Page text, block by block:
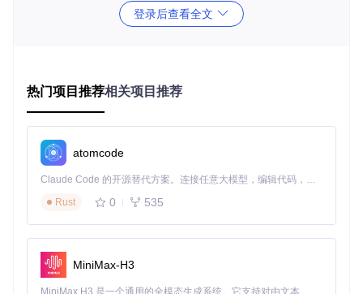
保障下载过程的可靠性。
二、操作指南：教育资源下载的四个阶段
环境准备
确保设备已安装Python运行环境，从仓库克隆项目：git clo
ne https://gitcode.com/GitHub_Trending/tc/tchMa
terial-parser，按照项目说明文档完成依赖配置。
资源定位
在国家中小学智慧教育平台中找到所需电子课本，进入预览页
面后复制完整的网址。注意确认链接有效性，确保能在浏览器
登录后查看全文
热门项目推荐相关项目推荐
atomcode
Claude Code 的开源替代方案。连接任意大模型，编辑代码，运行命令，自动验证 — 全自动执行。用 Rust 构建，极致性能。 ｜ An open-source alternative to Claude Code. Connect any LLM, edit code, run commands, and verify changes — autonomously. Built in Rust for speed. Get Started
Rust
0 535
MiniMax-H3
MiniMax H3 是一个通用的全模态生成系统。它支持对由文本、图像、视频和音频组成的多模态上下文进行统一理解，并能生成分辨率高达 2K、时长可达 15 秒的带原生立体声音频的视频。得益于面向任务泛化的系统设计，H3 在预训练阶段就已具备广泛的多模态上下文理解与生成能力，能够出色地执行复杂的多模态指令。